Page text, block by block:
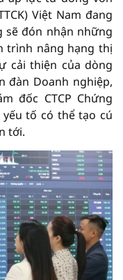
Việt Nam đang
sẽ đón nhận những
trình nâng hạng thị
cải thiện của dòng
đàn Doanh nghiệp,
đốc CTCP Chứng
tố có thể tạo cú
tới.